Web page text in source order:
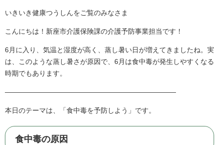
いきいき健康つうしんをご覧のみなさま
こんにちは！新座市介護保険課の介護予防事業担当です！
6月に入り、気温と湿度が高く、蒸し暑い日が増えてきましたね。実
は、このような蒸し暑さが原因で、6月は食中毒が発生しやすくなる
時期でもあります。
―――――――――――――――――――――――――
本日のテーマは、「食中毒を予防しよう」です。
食中毒の原因